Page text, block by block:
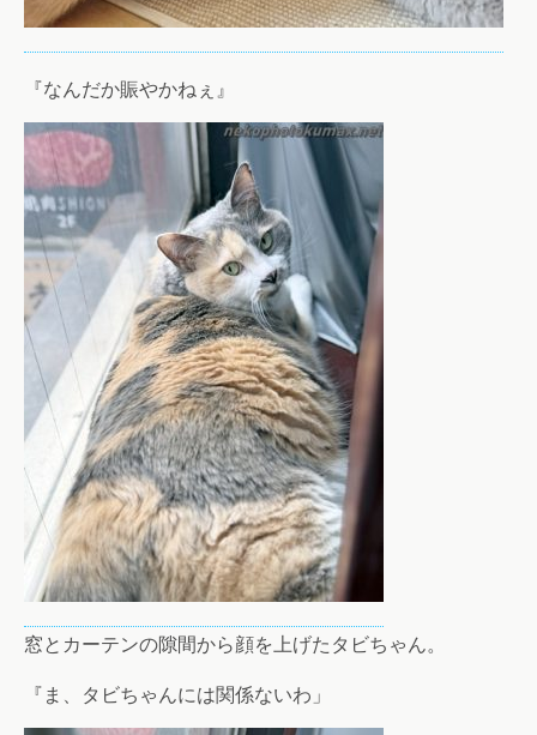
『なんだか賑やかねぇ』
窓とカーテンの隙間から顔を上げたタビちゃん。
『ま、タビちゃんには関係ないわ」